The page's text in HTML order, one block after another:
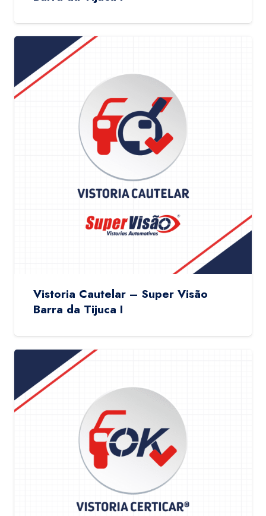
Vistoria Cautelar – Super Visão
Barra da Tijuca I